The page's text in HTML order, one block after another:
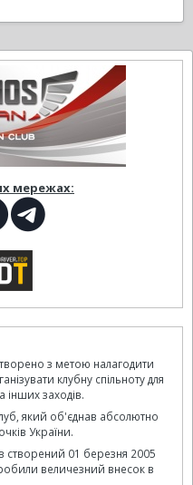
мережах:
з метою налагодити
клубну спільноту для
інших заходів.
який об'єднав абсолютно
України.
створений 01 березня 2005
величезний внесок в